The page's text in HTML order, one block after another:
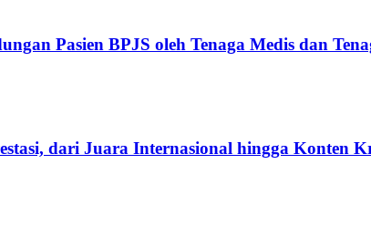
Pasien BPJS oleh Tenaga Medis dan
dari Juara Internasional hingga Konten